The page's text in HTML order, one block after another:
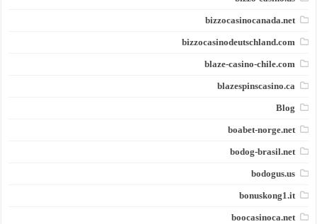
bizzocasinocanada.net
bizzocasinodeutschland.com
blaze-casino-chile.com
blazespinscasino.ca
Blog
boabet-norge.net
bodog-brasil.net
bodogus.us
bonuskong1.it
boocasinoca.net